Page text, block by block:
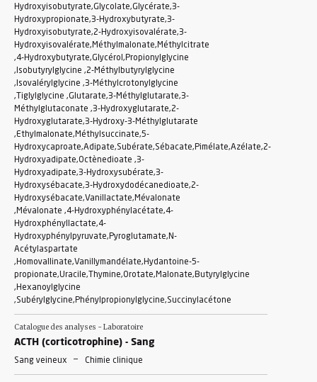
Hydroxyisobutyrate,Glycolate,Glycérate,3-
Hydroxypropionate,3-Hydroxybutyrate,3-
Hydroxyisobutyrate,2-Hydroxyisovalérate,3-
Hydroxyisovalérate,Méthylmalonate,Méthylcitrate
,4-Hydroxybutyrate,Glycérol,Propionylglycine
,Isobutyrylglycine ,2-Méthylbutyrylglycine
,Isovalérylglycine ,3-Méthylcrotonylglycine
,Tiglylglycine ,Glutarate,3-Méthylglutarate,3-
Méthylglutaconate ,3-Hydroxyglutarate,2-
Hydroxyglutarate,3-Hydroxy-3-Méthylglutarate
,Ethylmalonate,Méthylsuccinate,5-
Hydroxycaproate,Adipate,Subérate,Sébacate,Pimélate,Azélate,2-
Hydroxyadipate,Octènedioate ,3-
Hydroxyadipate,3-Hydroxysubérate,3-
Hydroxysébacate,3-Hydroxydodécanedioate,2-
Hydroxysébacate,Vanillactate,Mévalonate
,Mévalonate ,4-Hydroxyphénylacétate,4-
Hydroxphényllactate,4-
Hydroxyphénylpyruvate,Pyroglutamate,N-
Acétylaspartate
,Homovallinate,Vanillymandélate,Hydantoine-5-
propionate,Uracile,Thymine,Orotate,Malonate,Butyrylglycine
,Hexanoylglycine
,Subérylglycine,Phénylpropionylglycine,Succinylacétone
Catalogue des analyses - Laboratoire
ACTH (corticotrophine) - Sang
Sang veineux - Chimie clinique